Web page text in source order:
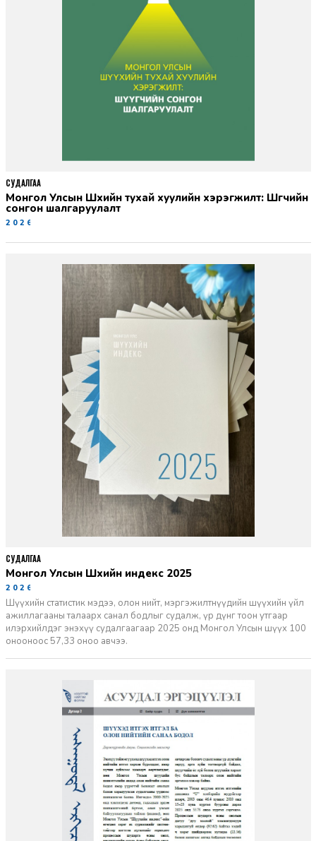
Монгол Улсын Шүүхийн тухай хуулийн хэрэгжилт: Шүүгчийн
сонгон шалгаруулалт
2026-06-19
СУДАЛГАА
Монгол Улсын Шүүхийн индекс 2025
2026-06-11
Шүүхийн статистик мэдээ, олон нийт, мэргэжилтнүүдийн шүүхийн үйл
ажиллагааны талаарх санал бодлыг судалж, үр дүнг тоон утгаар
илэрхийлдэг энэхүү судалгаагаар 2025 онд Монгол Улсын шүүх 100
онооноос 57,33 оноо авчээ.
СУДАЛГАА